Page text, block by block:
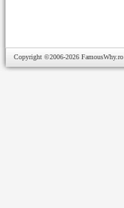
Copyright ©2006-2026 FamousWhy.ro